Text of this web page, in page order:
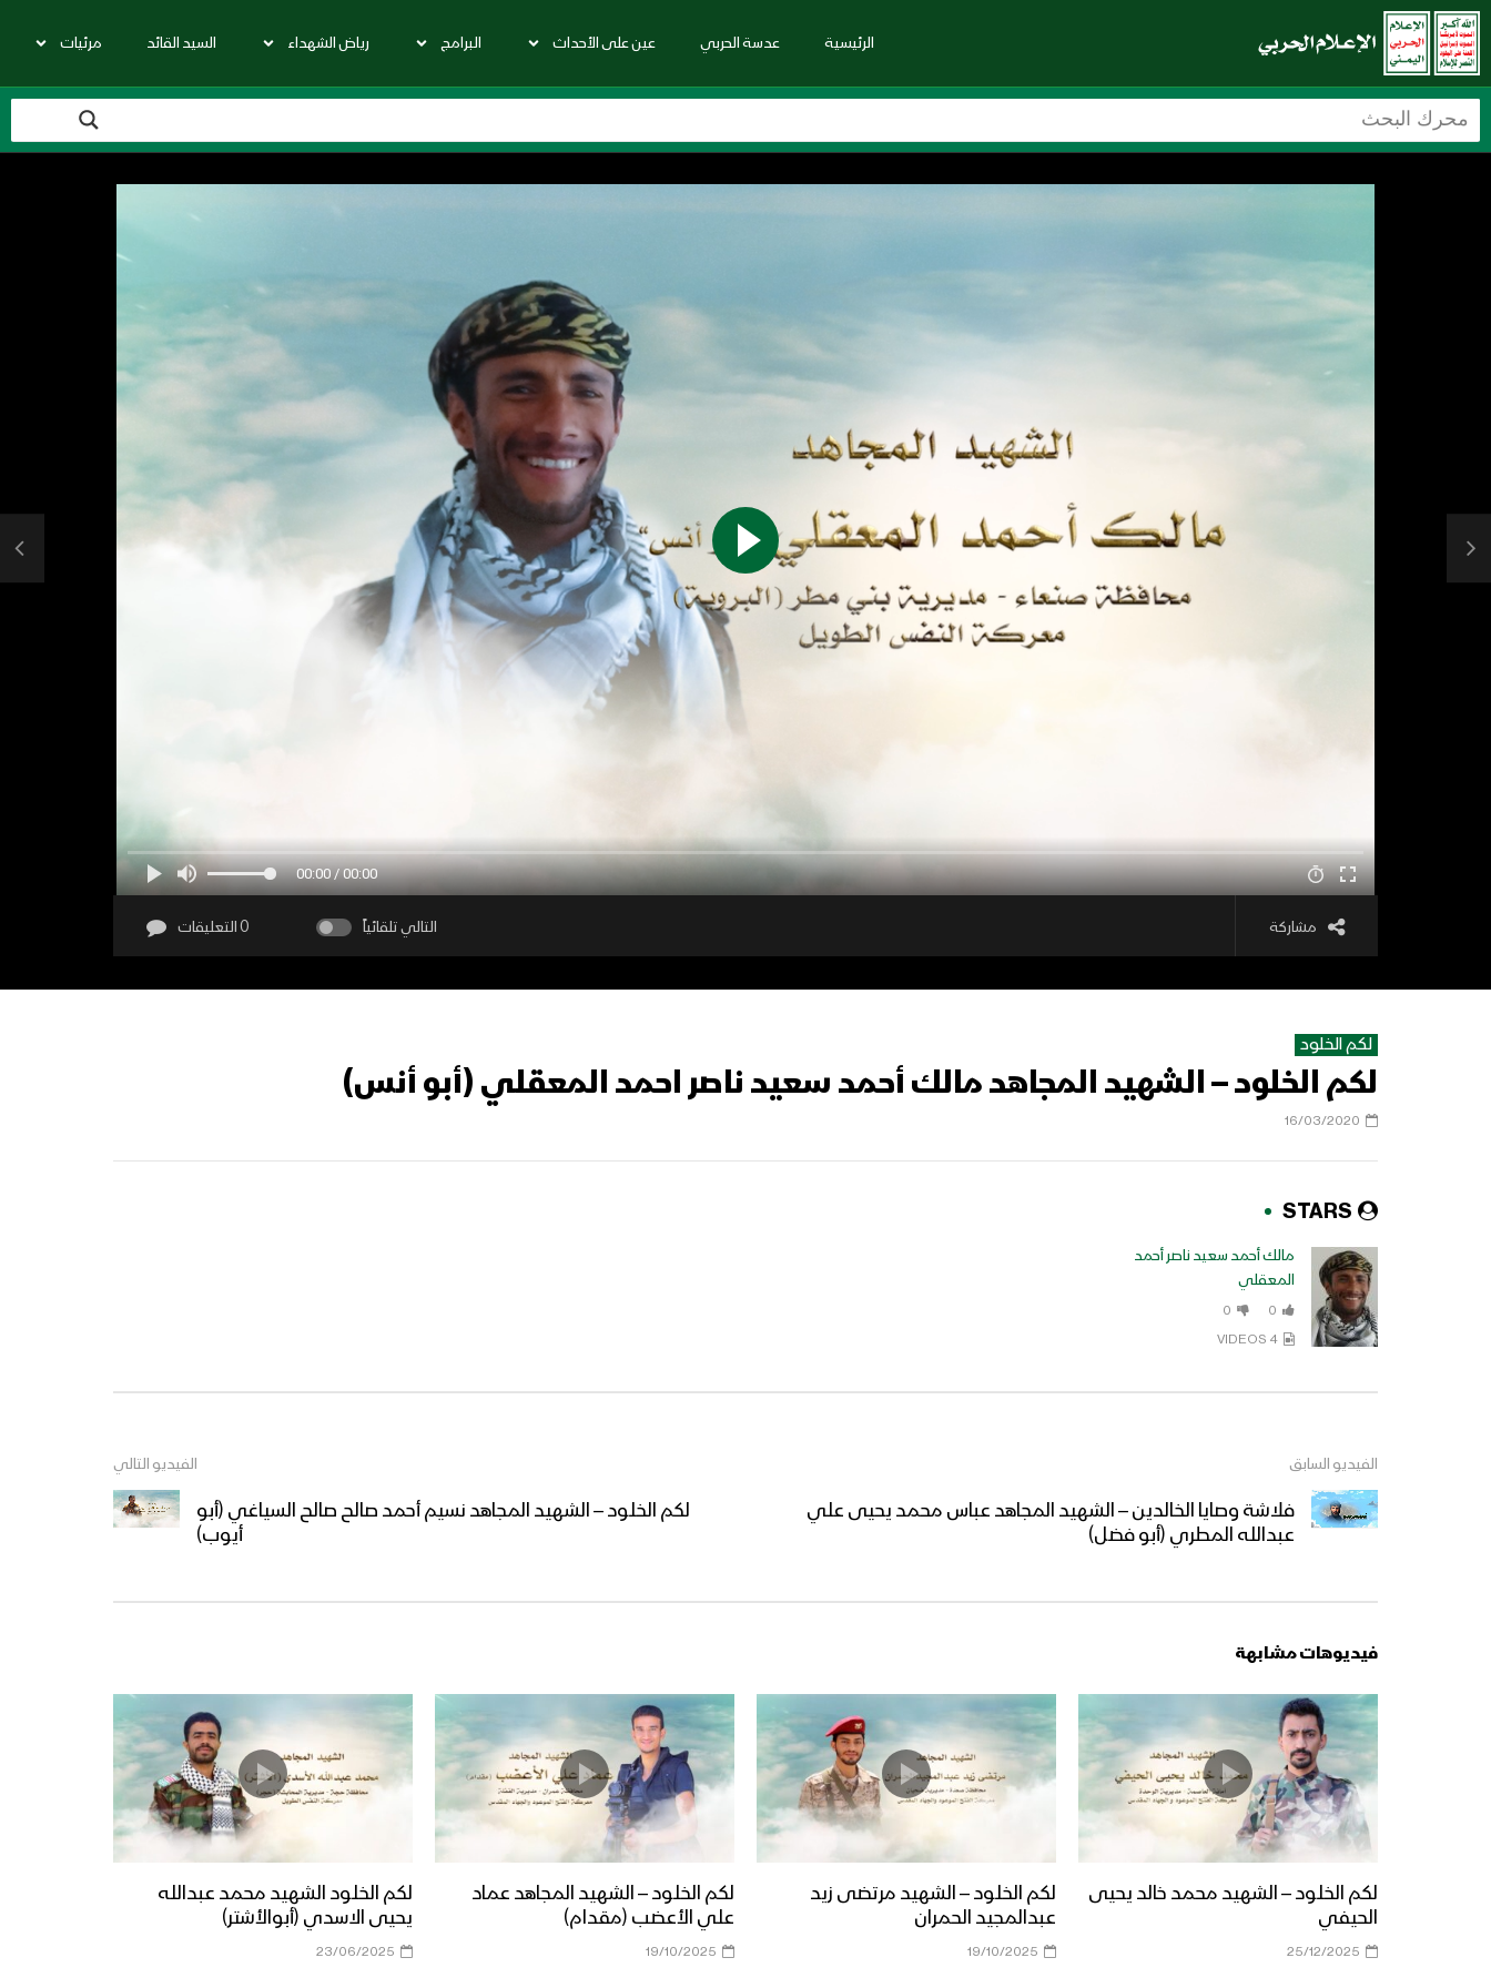
الرئيسية عدسة الحربي عين على الأحداث البرامج رياض الشهداء السيد القائد مرئيات
00:00 / 00:00
مشاركة التالي تلقائياً 0 التعليقات
لكم الخلود
لكم الخلود – الشهيد المجاهد مالك أحمد سعيد ناصر احمد المعقلي (أبو أنس)
16/03/2020
STARS
مالك أحمد سعيد ناصر أحمد
المعقلي
0
0
4 VIDEOS
الفيديو السابق
فلاشة وصايا الخالدين – الشهيد المجاهد عباس محمد يحيى علي
عبدالله المطري (أبو فضل)
الفيديو التالي
لكم الخلود – الشهيد المجاهد نسيم أحمد صالح صالح السياغي (أبو
أيوب)
فيديوهات مشابهة
لكم الخلود – الشهيد محمد خالد يحيى
الحيفي
25/12/2025
لكم الخلود – الشهيد مرتضى زيد
عبدالمجيد الحمران
19/10/2025
لكم الخلود – الشهيد المجاهد عماد
علي الأعضب (مقدام)
19/10/2025
لكم الخلود الشهيد محمد عبدالله
يحيى الاسدي (أبوالأشتر)
23/06/2025